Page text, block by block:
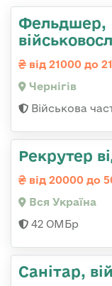
Фельдшер,
від 21000 до
Чернігів
Військова
Рекрутер
від 20000 до
Вся Україна
42 ОМБр
Санітар,